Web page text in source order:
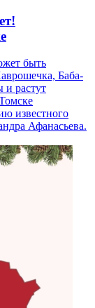
быть
Баба-
и растут
известного
Афанасьева.